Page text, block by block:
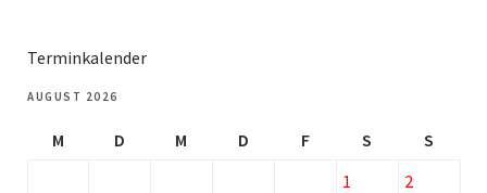
Terminkalender
AUGUST 2026
M D M D F S
S
1
2